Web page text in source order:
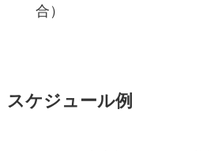
合）
スケジュール例